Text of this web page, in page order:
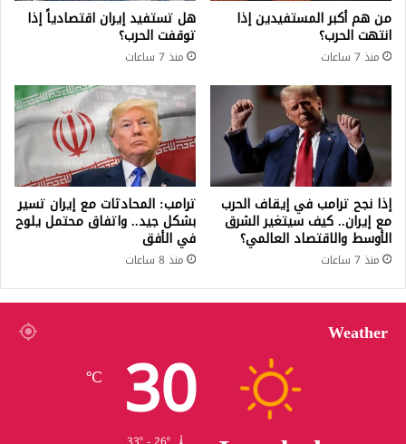
من هم أكبر المستفيدين إذا
انتهت الحرب؟
منذ 7 ساعات
هل تستفيد إيران اقتصادياً إذا
توقفت الحرب؟
منذ 7 ساعات
إذا نجح ترامب في إيقاف الحرب
مع إيران.. كيف سيتغير الشرق
الأوسط والاقتصاد العالمي؟
منذ 7 ساعات
ترامب: المحادثات مع إيران تسير
بشكل جيد.. واتفاق محتمل يلوح
في الأفق
منذ 8 ساعات
Weather
30
℃